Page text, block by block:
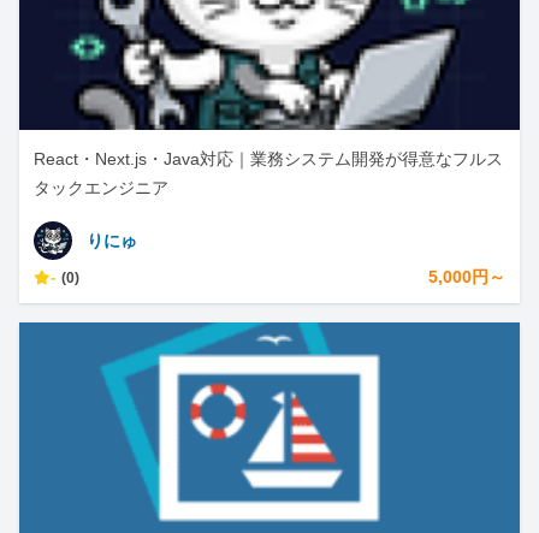
React・Next.js・Java対応｜業務システム開発が得意なフルス
タックエンジニア
りにゅ
- (0) 5,000円～